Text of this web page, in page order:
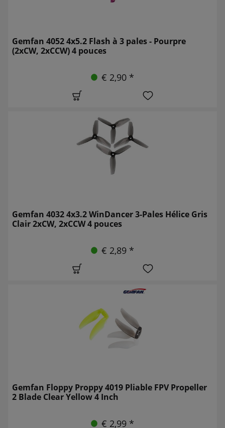
Gemfan 4052 4x5.2 Flash à 3 pales - Pourpre
(2xCW, 2xCCW) 4 pouces
€ 2,90 *
Gemfan 4032 4x3.2 WinDancer 3-Pales Hélice Gris
Clair 2xCW, 2xCCW 4 pouces
€ 2,89 *
Gemfan Floppy Proppy 4019 Pliable FPV Propeller
2 Blade Clear Yellow 4 Inch
€ 2,99 *